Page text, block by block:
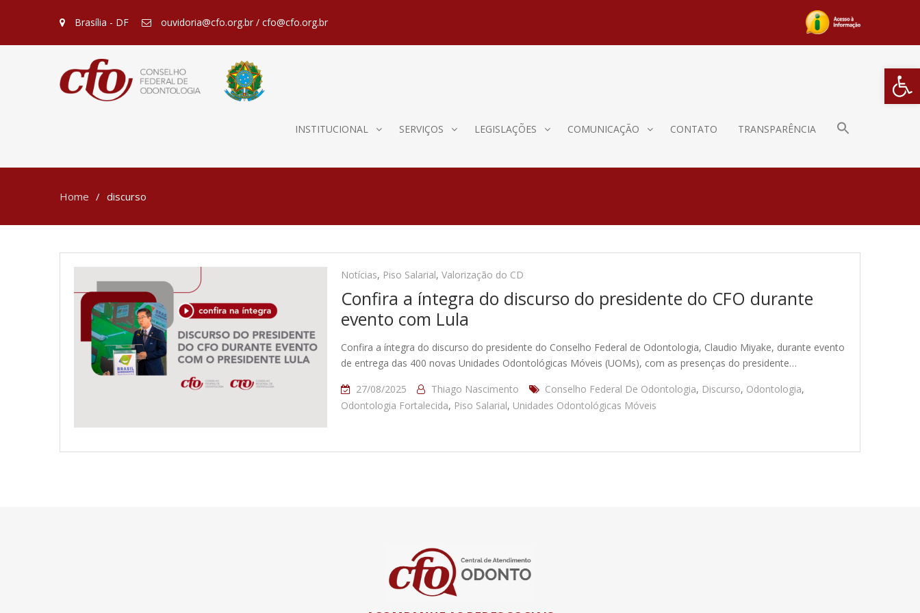
Barra de
Brasília - DF ouvidoria@cfo.org.br / cfo@cfo.org.br
INSTITUCIONAL SERVIÇOS LEGISLAÇÕES COMUNICAÇÃO CONTATO TRANSPARÊNCIA
Home discurso
Notícias, Piso Salarial, Valorização do CD
Confira a íntegra do discurso do presidente do CFO durante
evento com Lula
Confira a íntegra do discurso do presidente do Conselho Federal de Odontologia, Claudio Miyake, durante evento
de entrega das 400 novas Unidades Odontológicas Móveis (UOMs), com as presenças do presidente…
27/08/2025
Thiago Nascimento Conselho Federal De Odontologia, Discurso, Odontologia,
Odontologia Fortalecida, Piso Salarial, Unidades Odontológicas Móveis